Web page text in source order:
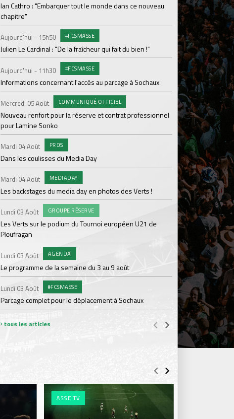
Ian Cathro : "Embarquer tout le monde dans ce nouveau
chapitre"
Aujourd'hui - 15h50 #FCSMASSE
Julien Le Cardinal : "De la fraîcheur qui fait du bien !"
Aujourd'hui - 11h30 #FCSMASSE
Informations concernant l'accès au parcage à Sochaux
Mercredi 05 Août COMMUNIQUÉ OFFICIEL
Nouveau renfort pour la réserve et contrat professionnel
pour Lamine Sonko
Mardi 04 Août PROS
Dans les coulisses du Media Day
Mardi 04 Août MEDIADAY
Les backstages du media day en photos des Verts !
Lundi 03 Août GROUPE RÉSERVE
Les Verts sur le podium du Tournoi européen U21 de
Ploufragan
Lundi 03 Août AGENDA
Le programme de la semaine du 3 au 9 août
Lundi 03 Août #FCSMASSE
Parcage complet pour le déplacement à Sochaux
Le dernier match
Dimanche 02 Août
Le point sur
Samedi 01 Août
Ian Cathro : "La
vont commencer"
Samedi 01 Août
Une victoire
Samedi 01 Août
ASSE - Venise en
Samedi 01 Août
20 600 abonnés :
Vendredi 31 Juil.
ASSE- Venise
Vendredi 31 Juil.
L'ASSE et hummel
maillot extérieur
Jeudi 30 Juil.
Kapriol renouvelle
tous les articles
ASSE.TV